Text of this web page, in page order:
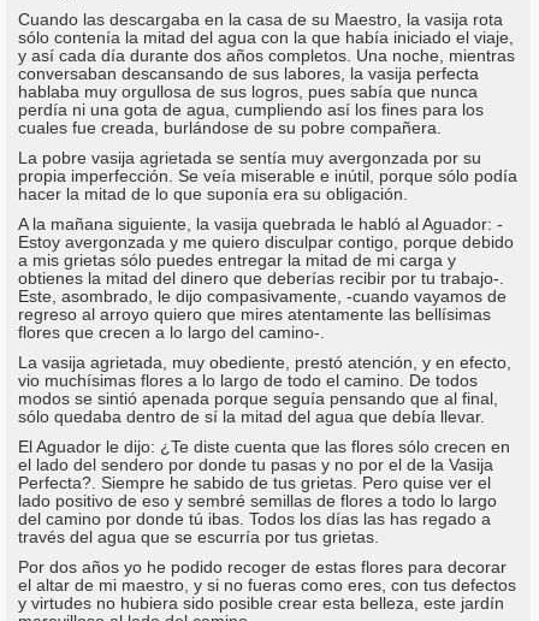
Cuando las descargaba en la casa de su Maestro, la vasija rota
sólo contenía la mitad del agua con la que había iniciado el viaje,
y así cada día durante dos años completos. Una noche, mientras
conversaban descansando de sus labores, la vasija perfecta
hablaba muy orgullosa de sus logros, pues sabía que nunca
perdía ni una gota de agua, cumpliendo así los fines para los
cuales fue creada, burlándose de su pobre compañera.
La pobre vasija agrietada se sentía muy avergonzada por su
propia imperfección. Se veía miserable e inútil, porque sólo podía
hacer la mitad de lo que suponía era su obligación.
A la mañana siguiente, la vasija quebrada le habló al Aguador: -
Estoy avergonzada y me quiero disculpar contigo, porque debido
a mis grietas sólo puedes entregar la mitad de mi carga y
obtienes la mitad del dinero que deberías recibir por tu trabajo-.
Este, asombrado, le dijo compasivamente, -cuando vayamos de
regreso al arroyo quiero que mires atentamente las bellísimas
flores que crecen a lo largo del camino-.
La vasija agrietada, muy obediente, prestó atención, y en efecto,
vio muchísimas flores a lo largo de todo el camino. De todos
modos se sintió apenada porque seguía pensando que al final,
sólo quedaba dentro de sí la mitad del agua que debía llevar.
El Aguador le dijo: ¿Te diste cuenta que las flores sólo crecen en
el lado del sendero por donde tu pasas y no por el de la Vasija
Perfecta?. Siempre he sabido de tus grietas. Pero quise ver el
lado positivo de eso y sembré semillas de flores a todo lo largo
del camino por donde tú ibas. Todos los días las has regado a
través del agua que se escurría por tus grietas.
Por dos años yo he podido recoger de estas flores para decorar
el altar de mi maestro, y si no fueras como eres, con tus defectos
y virtudes no hubiera sido posible crear esta belleza, este jardín